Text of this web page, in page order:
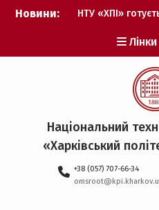
Перейти
Новини:
НТУ «ХПІ»
Музичні таланти
запрошуються
Всеукраїнський
фестиваль
рута – 2027»
ХПІ уклав угоду
партнерство з
технологій
Збройних Сил
Національний
«Харківський
+38 (057) 707-66-34